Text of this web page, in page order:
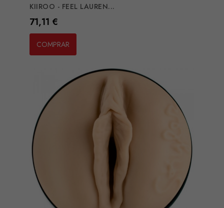
KIIROO - FEEL LAUREN...
Preço
71,11 €
COMPRAR